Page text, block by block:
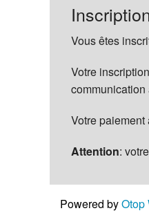
Vous êtes
Votre
communication
Votre
Attention:
Powered byOtop